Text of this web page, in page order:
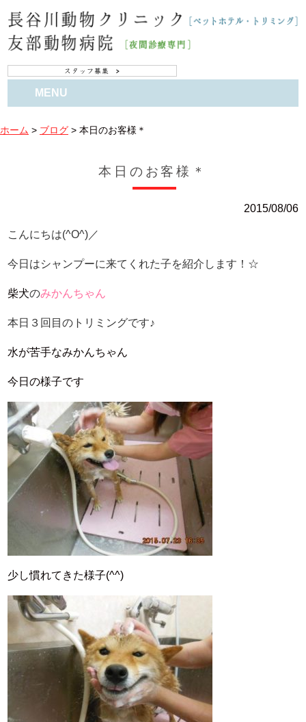
MENU
ホーム > ブログ > 本日のお客様＊
本日のお客様＊
2015/08/06
こんにちは(^O^)／
今日はシャンプーに来てくれた子を紹介します！☆
柴犬のみかんちゃん
本日３回目のトリミングです♪
水が苦手なみかんちゃん
今日の様子です
少し慣れてきた様子(^^)